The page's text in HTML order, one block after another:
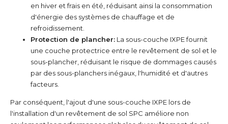
en hiver et frais en été, réduisant ainsi la consommation
d'énergie des systèmes de chauffage et de
refroidissement.
Protection de plancher: La sous-couche IXPE fournit
une couche protectrice entre le revêtement de sol et le
sous-plancher, réduisant le risque de dommages causés
par des sous-planchers inégaux, l'humidité et d'autres
facteurs.
Par conséquent, l'ajout d'une sous-couche IXPE lors de
l'installation d'un revêtement de sol SPC améliore non